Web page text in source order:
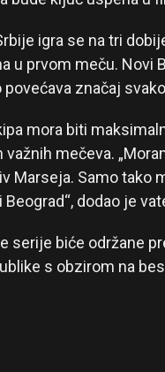
igra se na tri
u prvom meču. Novi
značaj
mora biti
mečeva.
Marseja. Samo tako
dodao je
serije biće održane
s obzirom na